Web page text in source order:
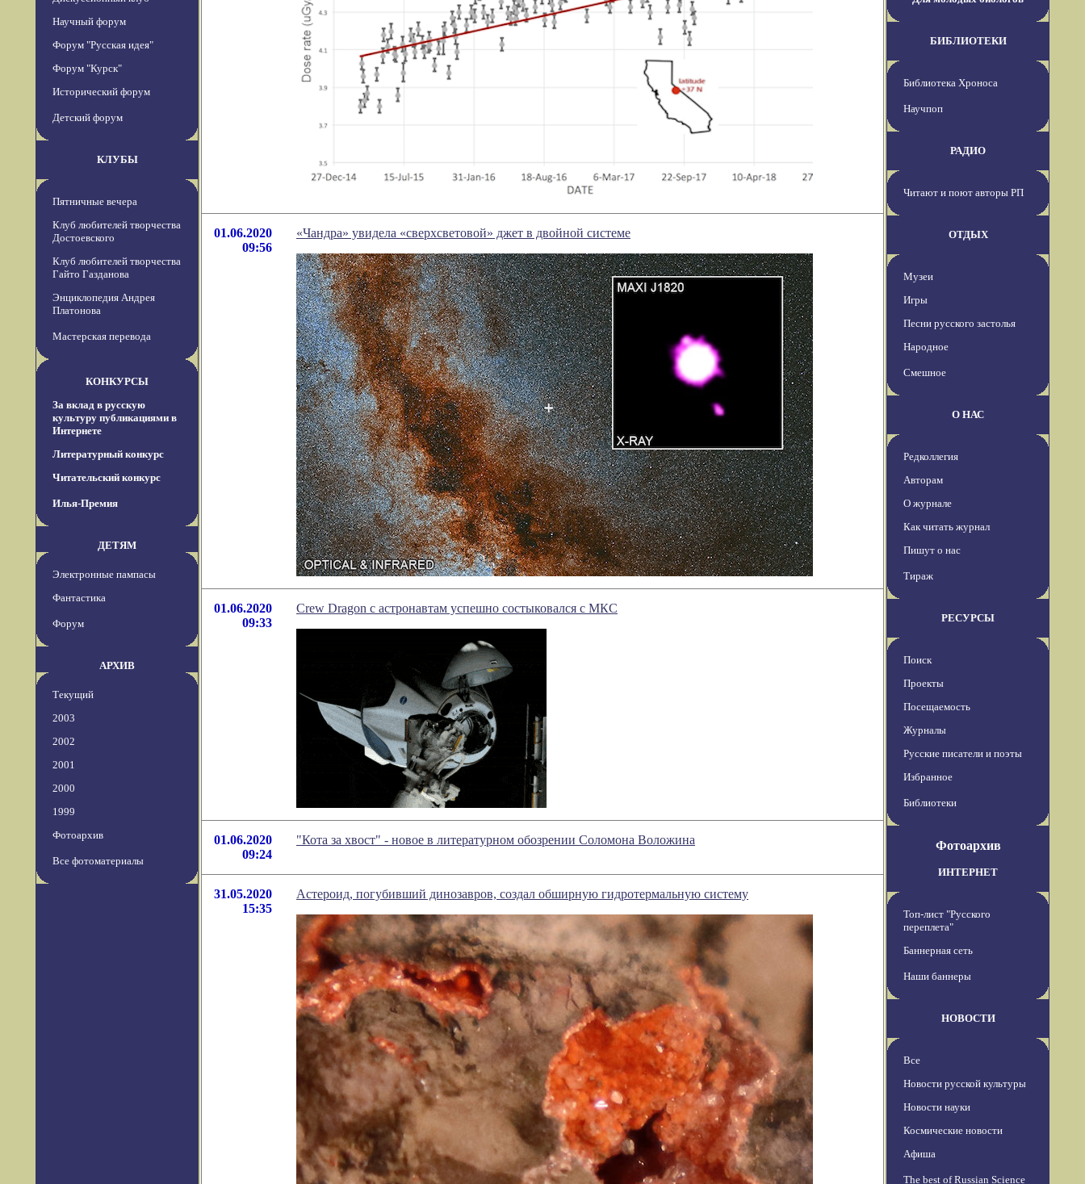
Научный форум
Форум "Русская идея"
Форум "Курск"
Исторический форум
Детский форум
КЛУБЫ
Пятничные вечера
Клуб любителей творчества
Достоевского
Клуб любителей творчества
Гайто Газданова
Энциклопедия Андрея
Платонова
Мастерская перевода
КОНКУРСЫ
За вклад в русскую
культуру публикациями в
Интернете
Литературный конкурс
Читательский конкурс
Илья-Премия
ДЕТЯМ
Электронные пампасы
Фантастика
Форум
АРХИВ
Текущий
2003
2002
2001
2000
1999
Фотоархив
Все фотоматериалы
01.06.2020
09:56
«Чандра» увидела «сверхсветовой» джет в двойной системе
01.06.2020
09:33
Crew Dragon с астронавтам успешно состыковался с МКС
01.06.2020
09:24
"Кота за хвост" - новое в литературном обозрении Соломона Воложина
31.05.2020
15:35
Астероид, погубивший динозавров, создал обширную гидротермальную систему
БИБЛИОТЕКИ
Библиотека Хроноса
Научпоп
РАДИО
Читают и поют авторы РП
ОТДЫХ
Музеи
Игры
Песни русского застолья
Народное
Смешное
О НАС
Редколлегия
Авторам
О журнале
Как читать журнал
Пишут о нас
Тираж
РЕСУРСЫ
Поиск
Проекты
Посещаемость
Журналы
Русские писатели и поэты
Избранное
Библиотеки
Фотоархив
ИНТЕРНЕТ
Топ-лист "Русского
переплета"
Баннерная сеть
Наши баннеры
НОВОСТИ
Все
Новости русской культуры
Новости науки
Космические новости
Афиша
The best of Russian Science